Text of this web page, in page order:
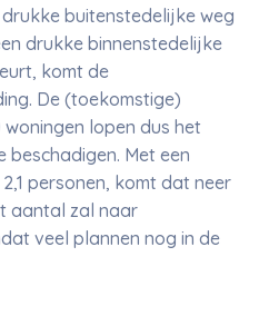
buitenstedelijke weg
drukke binnenstedelijke
komt de
De (toekomstige)
lopen dus het
beschadigen. Met een
personen, komt dat neer
aantal zal naar
veel plannen nog in de